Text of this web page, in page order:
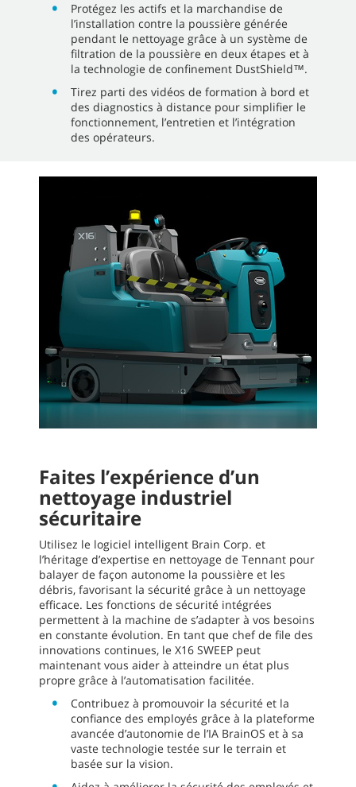
Protégez les actifs et la marchandise de
l’installation contre la poussière générée
pendant le nettoyage grâce à un système de
filtration de la poussière en deux étapes et à
la technologie de confinement DustShield™.
Tirez parti des vidéos de formation à bord et
des diagnostics à distance pour simplifier le
fonctionnement, l’entretien et l’intégration
des opérateurs.
Faites l’expérience d’un
nettoyage industriel
sécuritaire
Utilisez le logiciel intelligent Brain Corp. et
l’héritage d’expertise en nettoyage de Tennant pour
balayer de façon autonome la poussière et les
débris, favorisant la sécurité grâce à un nettoyage
efficace. Les fonctions de sécurité intégrées
permettent à la machine de s’adapter à vos besoins
en constante évolution. En tant que chef de file des
innovations continues, le X16 SWEEP peut
maintenant vous aider à atteindre un état plus
propre grâce à l’automatisation facilitée.
Contribuez à promouvoir la sécurité et la
confiance des employés grâce à la plateforme
avancée d’autonomie de l’IA BrainOS et à sa
vaste technologie testée sur le terrain et
basée sur la vision.